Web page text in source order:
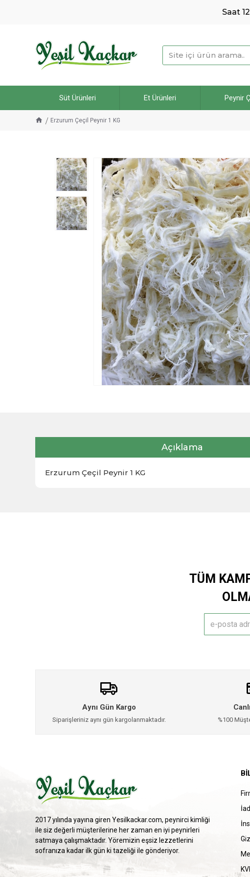
Saat
Süt Ürünleri Et Ürünleri Peynir
Erzurum Çeçil Peynir 1 KG
Açıklama
Erzurum Çeçil Peynir 1 KG
TÜM
Aynı Gün Kargo
Siparişleriniz aynı gün kargolanmaktadır. %100
2017 yılında yayına giren Yesilkackar.com, peynirci kimliği
ile siz değerli müşterilerine her zaman en iyi peynirleri
satmaya çalışmaktadır. Yöremizin eşsiz lezzetlerini
sofranıza kadar ilk gün ki tazeliği ile gönderiyor.